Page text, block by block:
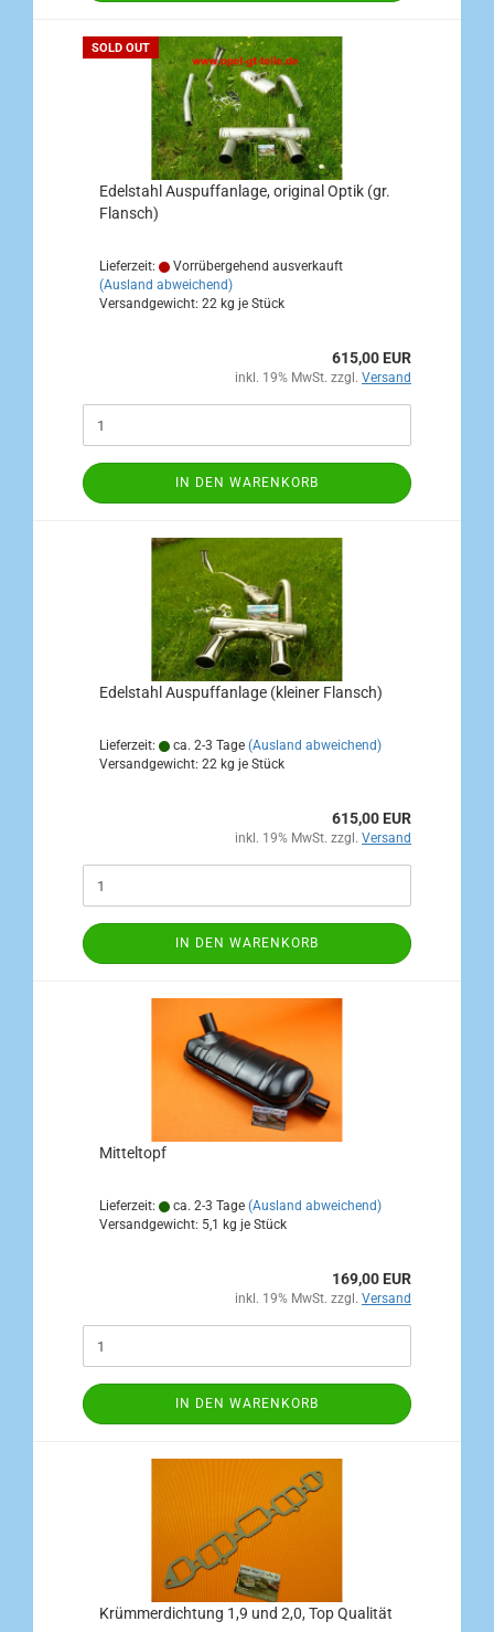
SOLD OUT
Edelstahl Auspuffanlage, original Optik (gr.
Flansch)
Lieferzeit:
Vorrübergehend ausverkauft
(Ausland abweichend)
Versandgewicht: 22 kg je Stück
615,00 EUR
inkl. 19% MwSt. zzgl. Versand
IN DEN WARENKORB
Edelstahl Auspuffanlage (kleiner Flansch)
Lieferzeit: ca. 2-3 Tage (Ausland abweichend)
Versandgewicht: 22 kg je Stück
615,00 EUR
inkl. 19% MwSt. zzgl. Versand
IN DEN WARENKORB
Mitteltopf
Lieferzeit: ca. 2-3 Tage (Ausland abweichend)
Versandgewicht: 5,1 kg je Stück
169,00 EUR
inkl. 19% MwSt. zzgl. Versand
IN DEN WARENKORB
Krümmerdichtung 1,9 und 2,0, Top Qualität